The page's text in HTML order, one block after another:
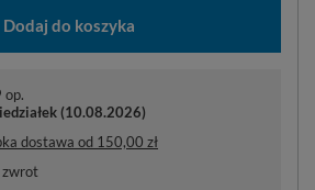
Dodaj do koszyka
op.
(10.08.2026)
dostawa od 150,00 zł
zwrot